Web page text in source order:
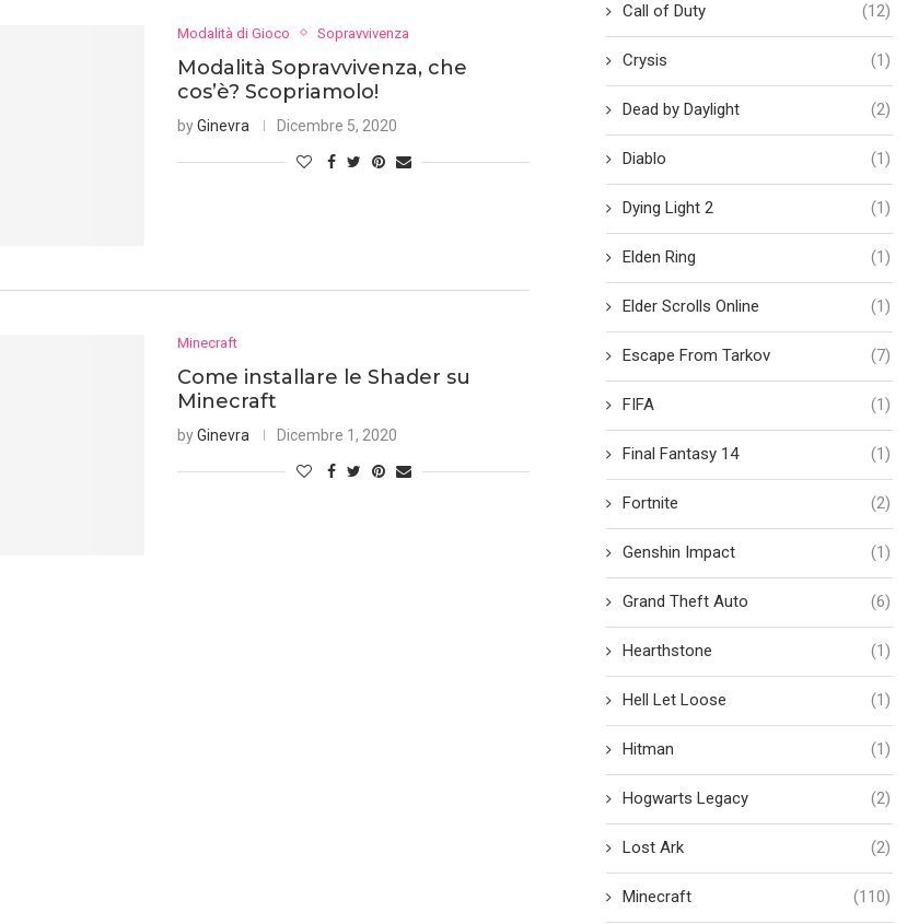
Modalità di Gioco Sopravvivenza
Modalità Sopravvivenza, che
cos’è? Scopriamolo!
byGinevra Dicembre 5, 2020
Minecraft
Come installare le Shader su
Minecraft
byGinevra Dicembre 1, 2020
Call of Duty (12)
Crysis (1)
Dead by Daylight (2)
Diablo (1)
Dying Light 2 (1)
Elden Ring (1)
Elder Scrolls Online (1)
Escape From Tarkov (7)
FIFA (1)
Final Fantasy 14 (1)
Fortnite (2)
Genshin Impact (1)
Grand Theft Auto (6)
Hearthstone (1)
Hell Let Loose (1)
Hitman (1)
Hogwarts Legacy (2)
Lost Ark (2)
Minecraft (110)